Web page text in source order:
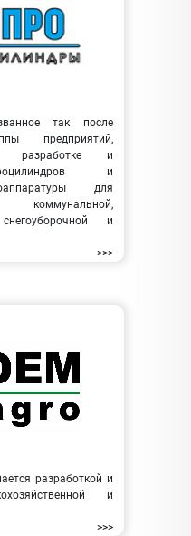
так после
предприятий,
разработке и
и
для
коммунальной,
снегоуборочной и
>>>
разработкой и
и
>>>